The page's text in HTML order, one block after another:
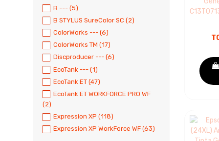
B --- (5)
B STYLUS SureColor SC (2)
ColorWorks --- (6)
ColorWorks TM (17)
Discproducer --- (6)
EcoTank --- (1)
EcoTank ET (47)
EcoTank ET WORKFORCE PRO WF
(2)
Expression XP (118)
Expression XP WorkForce WF (63)